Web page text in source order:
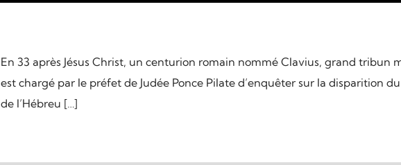
En 33 après Jésus Christ, un centurion romain nommé Clavius, grand tribun
est chargé par le préfet de Judée Ponce Pilate d’enquêter sur la disparition
de l’Hébreu […]